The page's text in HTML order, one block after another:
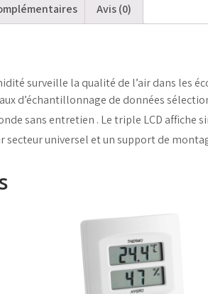
Avis (0)
surveille la qualité de l’air dans les
d’échantillonnage de données
sans entretien . Le triple LCD affiche
secteur universel et un support de